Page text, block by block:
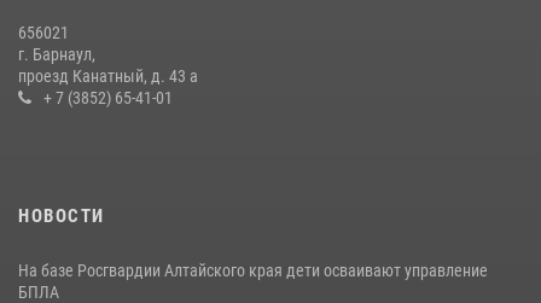
656021
г. Барнаул,
проезд Канатный, д. 43 а
+ 7 (3852) 65-41-01
НОВОСТИ
На базе Росгвардии Алтайского края дети осваивают управление
БПЛА